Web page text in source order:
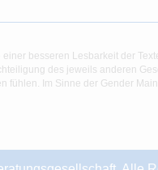
besseren Lesbarkeit der
des jeweils anderen
Im Sinne der Gender